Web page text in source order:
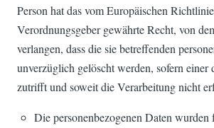
Person hat das vom Europäischen
Verordnungsgeber gewährte Recht, von
verlangen, dass die sie betreffenden
unverzüglich gelöscht werden, sofern einer
zutrifft und soweit die Verarbeitung nicht
Die personenbezogenen Daten